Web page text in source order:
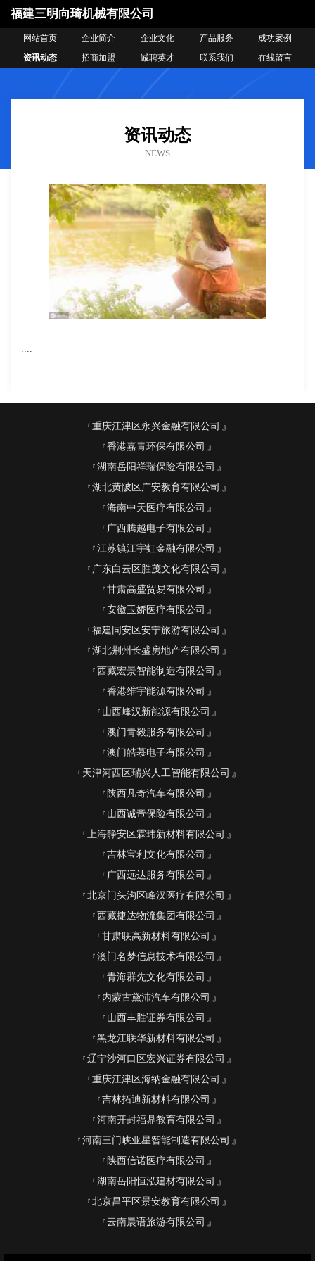
福建三明向琦机械有限公司
网站首页 企业简介 企业文化 产品服务
成功案例
资讯动态
招商加盟 诚聘英才 联系我们 在线留言
资讯动态
NEWS
....
重庆江津区永兴金融有限公司
香港嘉青环保有限公司
湖南岳阳祥瑞保险有限公司
湖北黄陂区广安教育有限公司
海南中天医疗有限公司
广西腾越电子有限公司
江苏镇江宇虹金融有限公司
广东白云区胜茂文化有限公司
甘肃高盛贸易有限公司
安徽玉娇医疗有限公司
福建同安区安宁旅游有限公司
湖北荆州长盛房地产有限公司
西藏宏景智能制造有限公司
香港维宇能源有限公司
山西峰汉新能源有限公司
澳门青毅服务有限公司
澳门皓慕电子有限公司
天津河西区瑞兴人工智能有限公司
陕西凡奇汽车有限公司
山西诚帝保险有限公司
上海静安区霖玮新材料有限公司
吉林宝利文化有限公司
广西远达服务有限公司
北京门头沟区峰汉医疗有限公司
西藏捷达物流集团有限公司
甘肃联高新材料有限公司
澳门名梦信息技术有限公司
青海群先文化有限公司
内蒙古黛沛汽车有限公司
山西丰胜证券有限公司
黑龙江联华新材料有限公司
辽宁沙河口区宏兴证券有限公司
重庆江津区海纳金融有限公司
吉林拓迪新材料有限公司
河南开封福鼎教育有限公司
河南三门峡亚星智能制造有限公司
陕西信诺医疗有限公司
湖南岳阳恒泓建材有限公司
北京昌平区景安教育有限公司
云南晨语旅游有限公司